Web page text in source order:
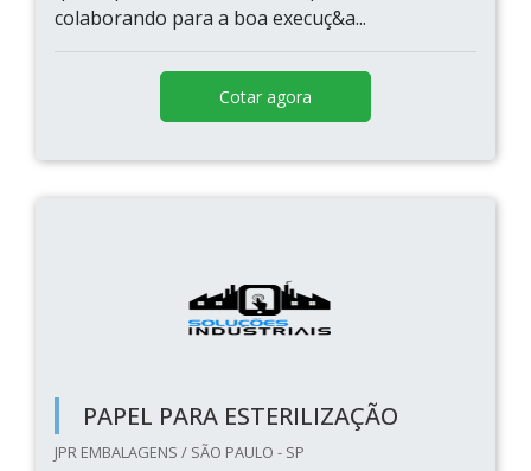
colaborando para a boa execuç&a...
Cotar agora
PAPEL PARA ESTERILIZAÇÃO
JPR EMBALAGENS / SÃO PAULO - SP